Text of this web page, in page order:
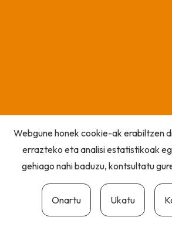
Webgune honek cookie-ak erabiltzen
errazteko eta analisi estatistikoak
gehiago nahi baduzu, kontsultatu
Onartu Ukatu